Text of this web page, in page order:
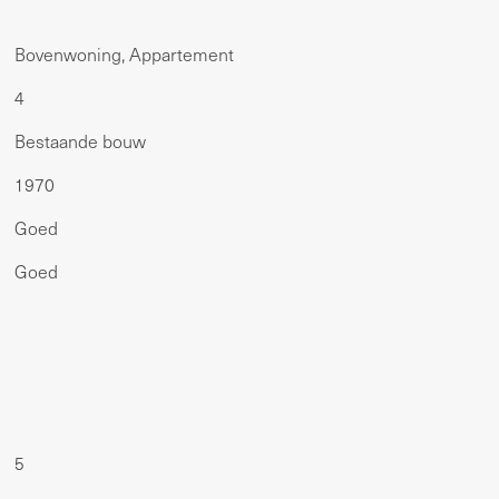
Bovenwoning, Appartement
4
Bestaande bouw
1970
Goed
Goed
5